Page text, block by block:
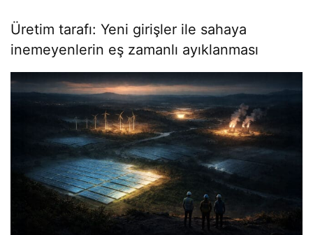
Üretim tarafı: Yeni girişler ile sahaya
inemeyenlerin eş zamanlı ayıklanması